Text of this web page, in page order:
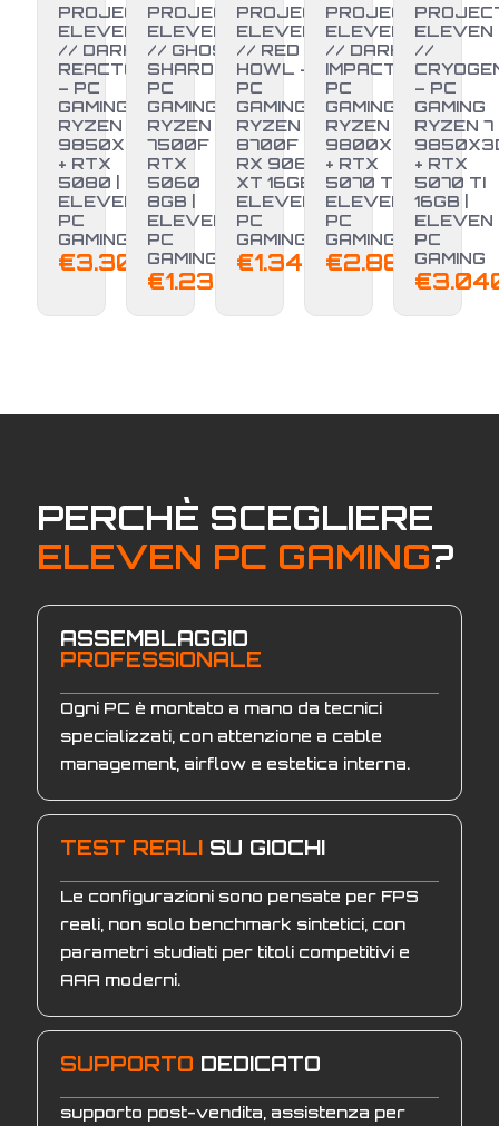
NUOVO
PROJECT
ELEVEN
// DARK
REACTOR
– PC
GAMING
RYZEN 7
9850X3D
+ RTX
5080 |
ELEVEN
PC
GAMING
€3.300,00
PROJECT
ELEVEN
// GHOST
SHARD –
PC
GAMING
RYZEN 5
7500F +
RTX
5060
8GB |
ELEVEN
PC
GAMING
€1.239,00
PROJECT
ELEVEN
// RED
HOWL –
PC
GAMING
RYZEN 7
8700F +
RX 9060
XT 16GB |
ELEVEN
PC
GAMING
€1.349,00
PROJECT
ELEVEN
// DARK
IMPACT –
PC
GAMING
RYZEN 7
9800X3D
+ RTX
5070 TI |
ELEVEN
PC
GAMING
€2.889,00
ELEVEN
//
– PC
GAMING
RYZEN 7
+ RTX
5070 TI
16GB |
ELEVEN
PC
GAMING
€
PERCHÈ SCEGLIERE
ELEVEN PC GAMING?
ASSEMBLAGGIO
PROFESSIONALE
Ogni PC è montato a mano da tecnici
specializzati, con attenzione a cable
management, airflow e estetica interna.
TEST REALI SU GIOCHI
Le configurazioni sono pensate per FPS
reali, non solo benchmark sintetici, con
parametri studiati per titoli competitivi e
AAA moderni.
SUPPORTO DEDICATO
supporto post-vendita, assistenza per